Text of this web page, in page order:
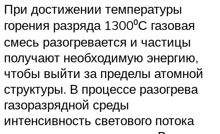
При достижении температуры
горения разряда 1300⁰С газовая
смесь разогревается и частицы
получают необходимую энергию,
чтобы выйти за пределы атомной
структуры. В процессе разогрева
газоразрядной среды
интенсивность светового потока